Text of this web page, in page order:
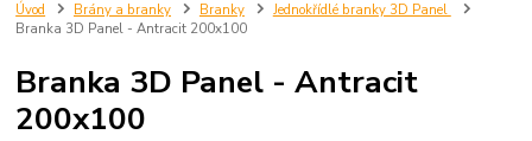
Úvod Brány a branky Branky
Jednokřídlé branky 3D Panel
Branka 3D Panel - Antracit 200x100
Branka 3D Panel - Antracit
200x100